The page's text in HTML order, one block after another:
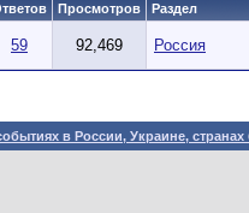
Просмотров Раздел
59 92,469 Россия
в России, Украине,